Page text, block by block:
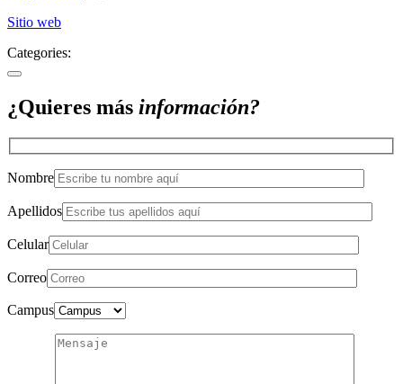
Sitio web
Categories:
¿Quieres más información?
Nombre
Apellidos
Celular
Correo
Campus